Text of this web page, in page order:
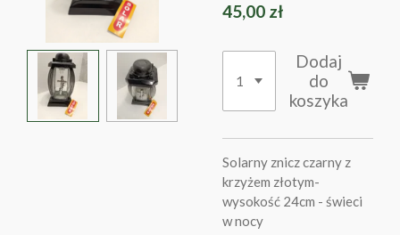
45,00 zł
Dodaj
do
koszyka
Solarny znicz czarny z
krzyżem złotym-
wysokość 24cm - świeci
w nocy